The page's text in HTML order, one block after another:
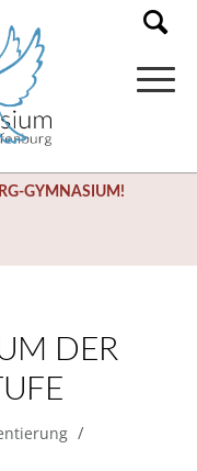
GYMNASIUM!
DER
/